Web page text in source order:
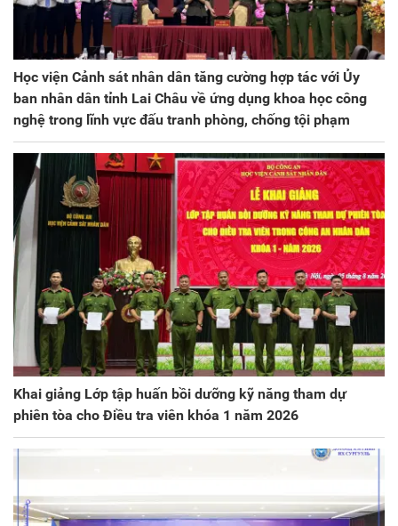
Học viện Cảnh sát nhân dân tăng cường hợp tác với Ủy
ban nhân dân tỉnh Lai Châu về ứng dụng khoa học công
nghệ trong lĩnh vực đấu tranh phòng, chống tội phạm
Khai giảng Lớp tập huấn bồi dưỡng kỹ năng tham dự
phiên tòa cho Điều tra viên khóa 1 năm 2026